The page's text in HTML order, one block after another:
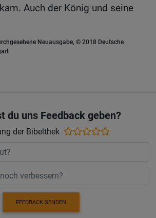
Auch der König und seine
Neuausgabe, © 2018 Deutsche
du uns Feedback geben?
der Bibelthek
FEEDBACK SENDEN